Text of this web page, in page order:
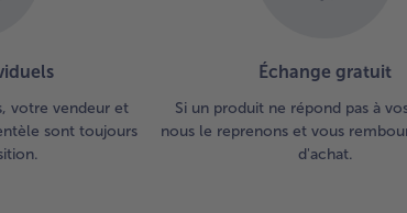
votre vendeur et
sont toujours
Échange gratuit
Si un produit ne répond pas à
nous le reprenons et vous
d'achat.